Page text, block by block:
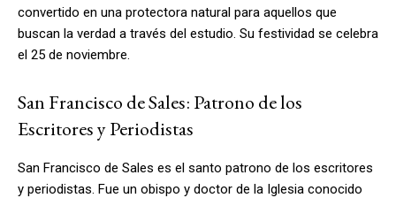
convertido en una protectora natural para aquellos que
buscan la verdad a través del estudio. Su festividad se celebra
el 25 de noviembre.
San Francisco de Sales: Patrono de los
Escritores y Periodistas
San Francisco de Sales es el santo patrono de los escritores
y periodistas. Fue un obispo y doctor de la Iglesia conocido